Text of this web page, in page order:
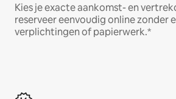
Kies je exacte aankomst- en
reserveer eenvoudig online zonder
verplichtingen of papierwerk.*